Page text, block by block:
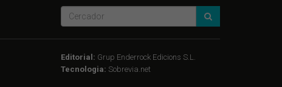
Editorial: Grup Enderrock Edicions S.L.
Tecnologia: Sobrevia.net